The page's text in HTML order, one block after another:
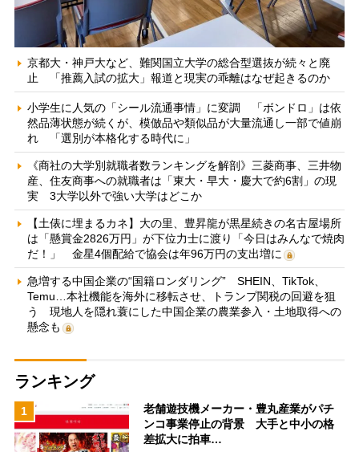
京都大・神戸大など、難関国立大学の総合型選抜が続々と廃
止 「推薦入試の拡大」報道と現実の乖離はなぜ起きるのか
小学生に人気の「シール流通事情」に変調 「ボンドロ」は依
然品薄状態が続くが、模倣品や類似品が大量流通し一部で値崩
れ 「選別が本格化する時代に」
《商社の大学別就職者数ランキングを解剖》三菱商事、三井物
産、住友商事への就職者は「東大・早大・慶大で約6割」の現
実 3大学以外で強い大学はどこか
【土俵に埋まるカネ】大の里、豊昇龍が黒星続きの名古屋場所
は「懸賞金2826万円」が下位力士に渡り「今日はみんなで焼肉
だ！」 金星4個配給で協会は年96万円の支出増に
急増する中国企業の“国籍ロンダリング” SHEIN、TikTok、
Temu…本社機能を海外に移転させ、トランプ関税の回避を狙
う 現地人を隠れ蓑にした中国企業の農業参入・土地取得への
懸念も
ランキング
1
老舗遊技機メーカー・豊丸産業がパチ
ンコ事業停止の背景 大手と中小の格
差拡大に拍車…